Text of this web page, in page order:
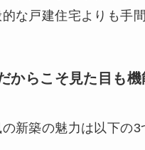
な戸建住宅よりも手
からこそ見た目も
新築の魅力は以下の3